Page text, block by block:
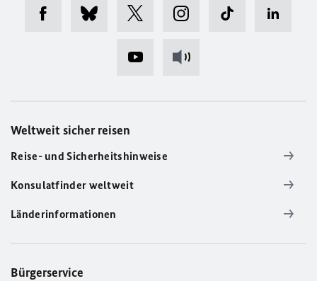
Weltweit sicher reisen
Reise- und Sicherheitshinweise
Konsulatfinder weltweit
Länderinformationen
Bürgerservice